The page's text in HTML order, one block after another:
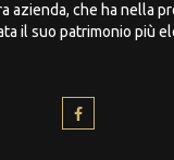
azienda, che ha nella
il suo patrimonio più